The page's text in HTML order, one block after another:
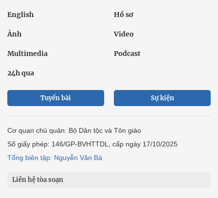
English Hồ sơ
Ảnh Video
Multimedia Podcast
24h qua
Tuyến bài Sự kiện
Cơ quan chủ quản: Bộ Dân tộc và Tôn giáo
Số giấy phép: 146/GP-BVHTTDL, cấp ngày 17/10/2025
Tổng biên tập: Nguyễn Văn Bá
Liên hệ tòa soạn